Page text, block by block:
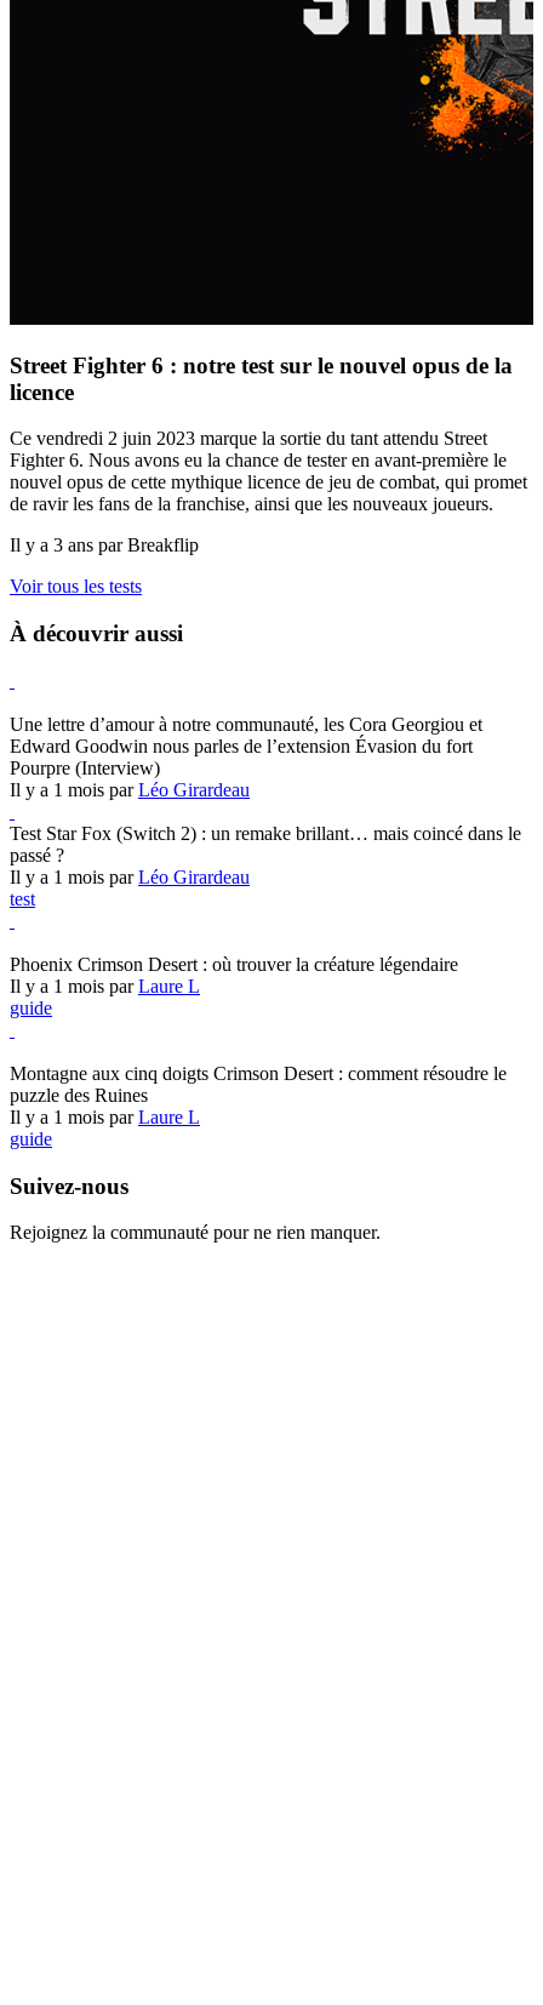
Street Fighter 6 : notre test sur le nouvel opus de la
licence
Ce vendredi 2 juin 2023 marque la sortie du tant attendu Street
Fighter 6. Nous avons eu la chance de tester en avant-première le
nouvel opus de cette mythique licence de jeu de combat, qui promet
de ravir les fans de la franchise, ainsi que les nouveaux joueurs.
Il y a 3 ans par Breakflip
Voir tous les tests
À découvrir aussi
Une lettre d’amour à notre communauté, les Cora Georgiou et
Edward Goodwin nous parles de l’extension Évasion du fort
Pourpre (Interview)
Il y a 1 mois parLéo Girardeau
Test Star Fox (Switch 2) : un remake brillant… mais coincé dans le
passé ?
Il y a 1 mois parLéo Girardeau
test
Phoenix Crimson Desert : où trouver la créature légendaire
Il y a 1 mois parLaure L
guide
Montagne aux cinq doigts Crimson Desert : comment résoudre le
puzzle des Ruines
Il y a 1 mois parLaure L
guide
Suivez-nous
Rejoignez la communauté pour ne rien manquer.